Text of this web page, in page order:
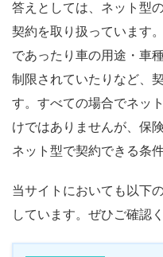
答えとしては、ネット型
契約を取り扱っています
であったり車の用途・車
制限されていたりなど、
す。すべての場合でネッ
けではありませんが、保
ネット型で契約できる条
当サイトにおいても以下
しています。ぜひご確認